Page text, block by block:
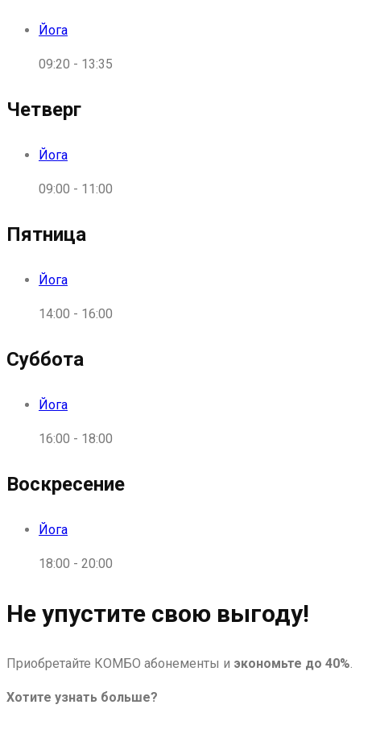
Йога
09:20 - 13:35
Четверг
Йога
09:00 - 11:00
Пятница
Йога
14:00 - 16:00
Суббота
Йога
16:00 - 18:00
Воскресение
Йога
18:00 - 20:00
Не упустите свою выгоду!
Приобретайте КОМБО абонементы и экономьте до 40%
Хотите узнать больше?